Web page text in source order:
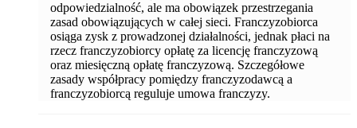
odpowiedzialność, ale ma obowiązek przestrzegania
zasad obowiązujących w całej sieci. Franczyzobiorca
osiąga zysk z prowadzonej działalności, jednak płaci na
rzecz franczyzobiorcy opłatę za licencję franczyzową
oraz miesięczną opłatę franczyzową. Szczegółowe
zasady współpracy pomiędzy franczyzodawcą a
franczyzobiorcą reguluje umowa franczyzy.